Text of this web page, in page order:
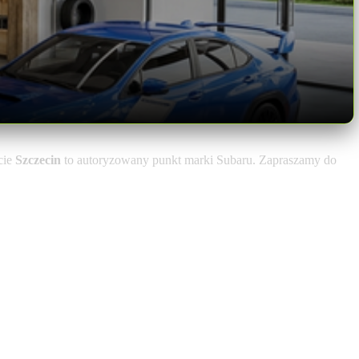
Szczecin to autoryzowany punkt marki Subaru. Zapraszamy do